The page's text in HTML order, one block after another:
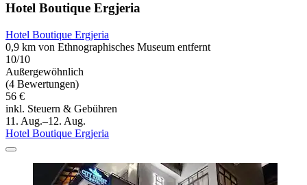
Hotel Boutique Ergjeria
Hotel Boutique Ergjeria
0,9 km von Ethnographisches Museum entfernt
10/10
Außergewöhnlich
(4 Bewertungen)
56 €
inkl. Steuern & Gebühren
11. Aug.–12. Aug.
Hotel Boutique Ergjeria